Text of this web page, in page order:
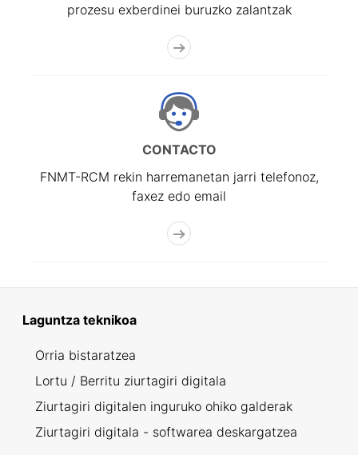
prozesu exberdinei buruzko zalantzak
CONTACTO
FNMT-RCM rekin harremanetan jarri telefonoz,
faxez edo email
Laguntza teknikoa
Orria bistaratzea
Lortu / Berritu ziurtagiri digitala
Ziurtagiri digitalen inguruko ohiko galderak
Ziurtagiri digitala - softwarea deskargatzea